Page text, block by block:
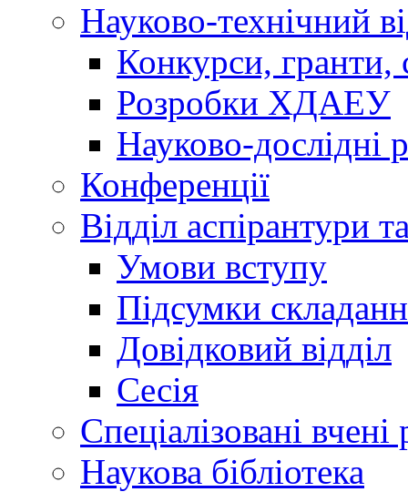
Науково-технічний
Конкурси, гранти,
Розробки ХДАЕУ
Науково-дослідні
Конференції
Відділ аспірантури
Умови вступу
Підсумки
Довідковий відділ
Сесія
Спеціалізовані вчені
Наукова бібліотека